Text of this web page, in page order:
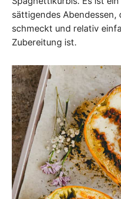
sättigendes Abendessen,
schmeckt und relativ
Zubereitung ist.